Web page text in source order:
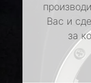
Вас и
за